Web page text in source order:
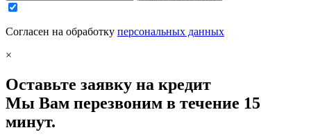
Согласен на обработку персональных данных
×
Оставьте заявку на кредит
Мы Вам перезвоним в течение 15
минут.